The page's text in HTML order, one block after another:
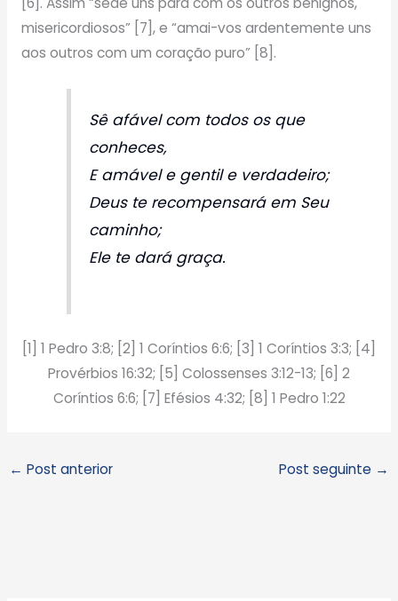
misericordiosos” [7], e “amai-vos ardentemente uns
aos outros com um coração puro” [8].
Sê afável com todos os que
conheces,
E amável e gentil e verdadeiro;
Deus te recompensará em Seu
caminho;
Ele te dará graça.
[1] 1 Pedro 3:8; [2] 1 Coríntios 6:6; [3] 1 Coríntios 3:3; [4]
Provérbios 16:32; [5] Colossenses 3:12-13; [6] 2
Coríntios 6:6; [7] Efésios 4:32; [8] 1 Pedro 1:22
← Post anterior Post seguinte →